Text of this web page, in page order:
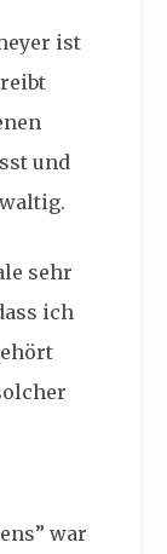
ist
und
sehr
ich
war